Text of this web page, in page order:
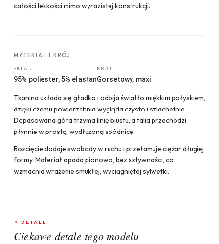
całości lekkości mimo wyrazistej konstrukcji.
MATERIAŁ I KRÓJ
SKŁAD
95% poliester, 5% elastan
KRÓJ
Gorsetowy, maxi
Tkanina układa się gładko i odbija światło miękkim połyskiem,
dzięki czemu powierzchnia wygląda czysto i szlachetnie.
Dopasowana góra trzyma linię biustu, a talia przechodzi
płynnie w prostą, wydłużoną spódnicę.
Rozcięcie dodaje swobody w ruchu i przełamuje ciężar długiej
formy. Materiał opada pionowo, bez sztywności, co
wzmacnia wrażenie smukłej, wyciągniętej sylwetki.
✦ DETALE
Ciekawe detale tego modelu